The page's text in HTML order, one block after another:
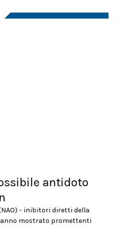
antidoto
- inibitori diretti della
mostrato promettenti